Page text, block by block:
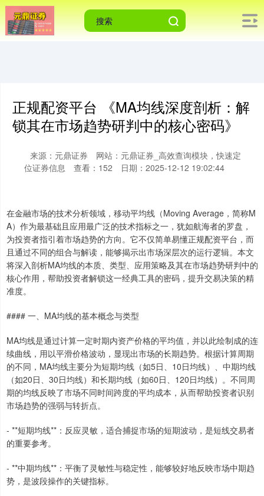
正规配资平台 《MA均线深度剖析：解
锁其在市场趋势研判中的核心密码》
来源：元鼎证券
网站：元鼎证券_高效查询模块，快速定
位证券信息
查看：152 日期：2025-12-12 19:02:44
在金融市场的技术分析领域，移动平均线（Moving Average，简称M
A）作为最基础且应用最广泛的技术指标之一，犹如航海者的罗盘，
为投资者指引着市场趋势的方向。它不仅简单易懂正规配资平台，而
且通过不同的组合与解读，能够揭示出市场深层次的运行逻辑。本文
将深入剖析MA均线的本质、类型、应用策略及其在市场趋势研判中的
核心作用，帮助投资者解锁这一经典工具的密码，提升交易决策的精
准度。
#### 一、MA均线的基本概念与类型
MA均线是通过计算一定时期内资产价格的平均值，并以此绘制成的连
续曲线，用以平滑价格波动，显现出市场的长期趋势。根据计算周期
的不同，MA均线主要分为短期均线（如5日、10日均线）、中期均线
（如20日、30日均线）和长期均线（如60日、120日均线）。不同周
期的均线反映了市场不同时间跨度的平均成本，从而帮助投资者识别
市场趋势的强弱与转折点。
- **短期均线**：反应灵敏，适合捕捉市场的短期波动，是短线交易者
的重要参考。
- **中期均线**：平衡了灵敏性与稳定性，能够较好地反映市场中期趋
势，是波段操作的关键指标。